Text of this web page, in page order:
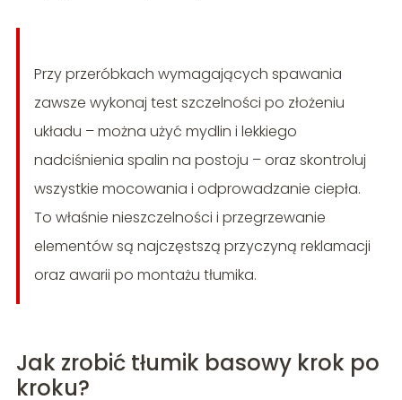
Przy przeróbkach wymagających spawania
zawsze wykonaj test szczelności po złożeniu
układu – można użyć mydlin i lekkiego
nadciśnienia spalin na postoju – oraz skontroluj
wszystkie mocowania i odprowadzanie ciepła.
To właśnie nieszczelności i przegrzewanie
elementów są najczęstszą przyczyną reklamacji
oraz awarii po montażu tłumika.
Jak zrobić tłumik basowy krok po
kroku?